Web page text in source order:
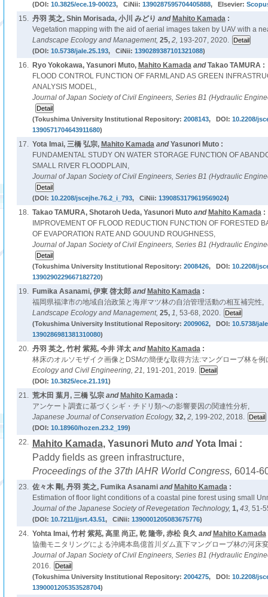
(DOI: 10.3825/ece.19-00023, CiNii: 1390287595704405888, Elsevier:
15. 丹羽 英之, Shin Morisada, 小川 みどり and Mahito Kamada:
Vegetation mapping with the aid of aerial images taken by UAV with a
Landscape Ecology and Management, 25, 2, 193-207, 2020.
(DOI: 10.5738/jale.25.193, CiNii: 1390289387101321088)
16. Ryo Yokokawa, Yasunori Muto, Mahito KamadaandTakao TAMURA :
FLOOD CONTROL FUNCTION OF FARMLAND AS GREEN
ANALYSIS MODEL,
Journal of Japan Society of Civil Engineers, Series B1 (Hydraulic
(Tokushima University Institutional Repository: 2008143, DOI: 10.2208/
1390571704643911680)
17. Yota Imai, 三橋 弘宗, Mahito KamadaandYasunori Muto :
FUNDAMENTAL STUDY ON WATER STORAGE FUNCTION OF
SMALL RIVER FLOODPLAIN,
Journal of Japan Society of Civil Engineers, Series B1 (Hydraulic
(DOI: 10.2208/jscejhe.76.2_i_793, CiNii: 1390853179619569024)
18. Takao TAMURA, Shotaroh Ueda, Yasunori Mutoand Mahito Kamada:
IMPROVEMENT OF FLOOD REDUCTION FUNCTION OF FORESTED
OF EVAPORATION RATE AND GOUUND ROUGHNESS,
Journal of Japan Society of Civil Engineers, Series B1 (Hydraulic
(Tokushima University Institutional Repository: 2008426, DOI: 10.2208/
1390290229667182720)
19. Fumika Asanami, 伊東 啓太郎and Mahito Kamada:
福岡県福津市の地域自治政策と海岸マツ林の自治管理活動の相互補完性,
Landscape Ecology and Management, 25, 1, 53-68, 2020.
(Tokushima University Institutional Repository: 2009062, DOI: 10.5738/
1390286981381310080)
20. 丹羽 英之, 竹村 紫苑, 今井 洋太and Mahito Kamada:
林床のオルソモザイク画像とDSMの簡便な取得方法:マングローブ林を例
Ecology and Civil Engineering, 21, 191-201, 2019.
(DOI: 10.3825/ece.21.191)
21. 荒木田 葉月, 三橋 弘宗and Mahito Kamada:
アンケート調査に基づくシギ・チドリ類への影響要因の関連性分析,
Japanese Journal of Conservation Ecology, 32, 2, 199-202, 2018.
(DOI: 10.18960/hozen.23.2_199)
22. Mahito Kamada, Yasunori Muto and Yota Imai :
Paddy fields as green infrastructure,
Proceedings of the 37th IAHR World Congress, 6014-
23. 佐々木 剛, 丹羽 英之, Fumika Asanamiand Mahito Kamada:
Estimation of floor light conditions of a coastal pine forest using small
Journal of the Japanese Society of Revegetation Technology, 1, 43, 51-
(DOI: 10.7211/jjsrt.43.51, CiNii: 1390001205083675776)
24. Yohta Imai, 竹村 紫苑, 高里 尚正, 乾 隆帝, 赤松 良久and Mahito Kamada
協働モニタリングによる沖縄本島億首川ダム直下マングローブ林の河床
Journal of Japan Society of Civil Engineers, Series B1 (Hydraulic
2016.
(Tokushima University Institutional Repository: 2004275, DOI: 10.2208/
1390001205353528704)